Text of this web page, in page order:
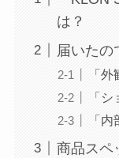
は？
届いたの
「外
「
「内
商品スペ